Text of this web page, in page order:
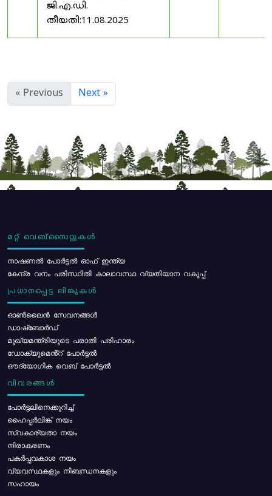
ജി.എ.ഡി.
തീയതി:11.08.2025
« Previous Next »
മറ്റ് വെബ്സൈറ്റുകൾ
നാഷണൽ പോർട്ടൽ ഓഫ് ഇന്ത്യ
കേന്ദ്ര വനം പരിസ്ഥിതി കാലാവസ്ഥ വ്യതിയാന വകുപ്പ്
പ്രധാനപ്പെട്ട ലിങ്കുകൾ
ഓൺലൈൻ സേവനങ്ങൾ
ഡാഷ്ബോർഡ്
മുഖ്യമന്ത്രിയുടെ പരാതി പരിഹാരം
ഡോക്യുമെൻ്റ് പോർട്ടൽ
ഔദ്യോഗിക വെബ് പോർട്ടൽ
വിവരങ്ങൾ
പോര്‍ട്ടലിനെക്കുറിച്ച്
ഹൈപ്പർലിങ്ക് നയം
സ്വകാര്യതാ നയം
നിരാകരണം
പകർപ്പവകാശ നയം
വ്യവസ്ഥകളും നിബന്ധനകളും
സഹായം